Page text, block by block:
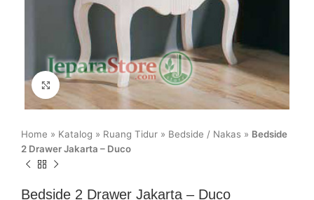
Click to enlarge
Home » Katalog » Ruang Tidur » Bedside / Nakas » Bedside
2 Drawer Jakarta – Duco
Bedside 2 Drawer Jakarta – Duco